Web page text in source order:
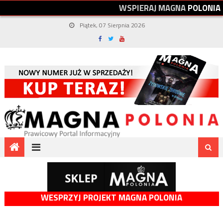
WSPIERAJMAGNAPOLONIA
Piątek, 07 Sierpnia 2026
WESPRZYJ PROJEKT MAGNA POLONIA